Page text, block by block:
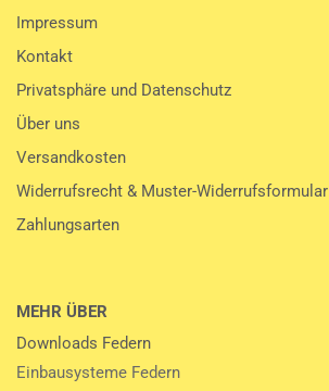
Impressum
Kontakt
Privatsphäre und Datenschutz
Über uns
Versandkosten
Widerrufsrecht & Muster-Widerrufsformular
Zahlungsarten
MEHR ÜBER
Downloads Federn
Einbausysteme Federn